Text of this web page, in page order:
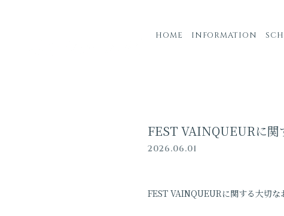
HOME INFORMATION
FEST VAINQUEURに関
2026.06.01
FEST VAINQUEURに関する大切な